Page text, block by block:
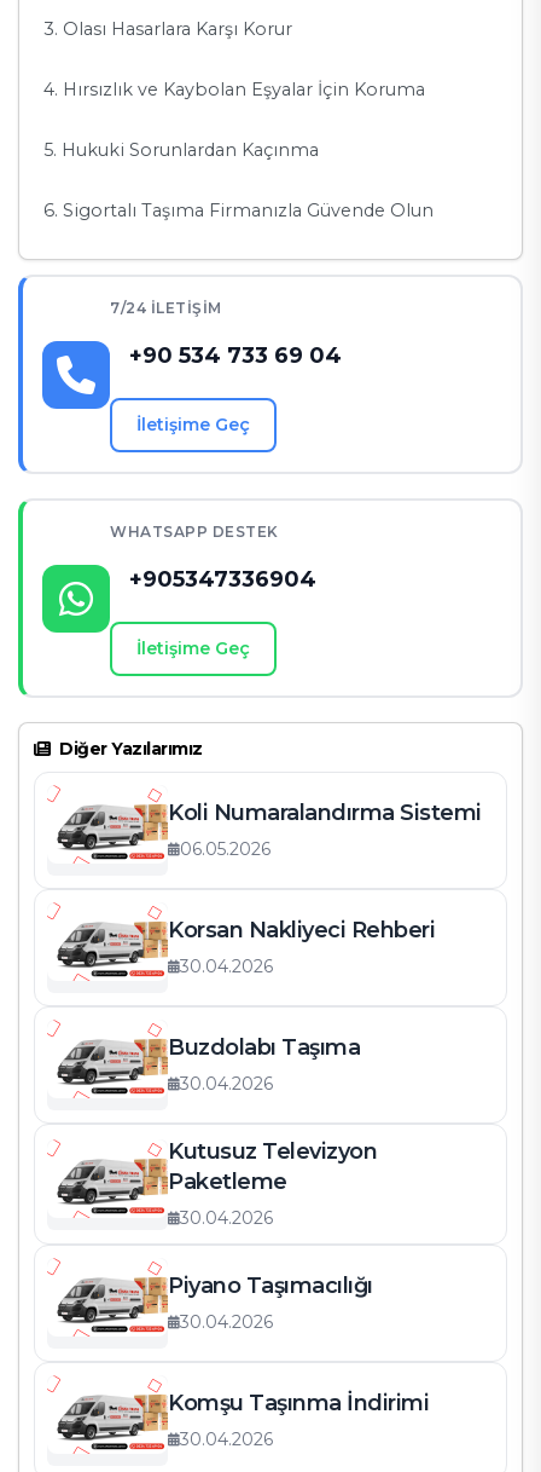
3. Olası Hasarlara Karşı Korur
4. Hırsızlık ve Kaybolan Eşyalar İçin Koruma
5. Hukuki Sorunlardan Kaçınma
6. Sigortalı Taşıma Firmanızla Güvende Olun
Cihantrans ile Güvenli Taşıma
Sonuç olarak
7/24 İLETIŞIM
+90 534 733 69 04
İletişime Geç
WHATSAPP DESTEK
+905347336904
İletişime Geç
Diğer Yazılarımız
Koli Numaralandırma Sistemi
06.05.2026
Korsan Nakliyeci Rehberi
30.04.2026
Buzdolabı Taşıma
30.04.2026
Kutusuz Televizyon
Paketleme
30.04.2026
Piyano Taşımacılığı
30.04.2026
Komşu Taşınma İndirimi
30.04.2026